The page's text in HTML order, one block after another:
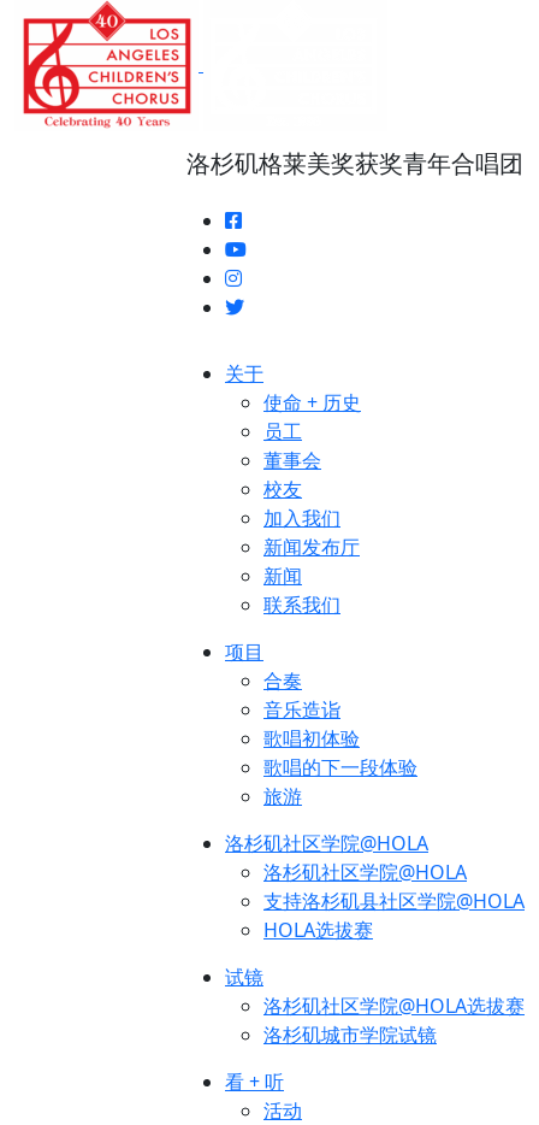
洛杉矶格莱美奖获奖青年合唱团
关于
使命 + 历史
员工
董事会
校友
加入我们
新闻发布厅
新闻
联系我们
项目
合奏
音乐造诣
歌唱初体验
歌唱的下一段体验
旅游
洛杉矶社区学院@HOLA
洛杉矶社区学院@HOLA
支持洛杉矶县社区学院@HOLA
HOLA选拔赛
试镜
洛杉矶社区学院@HOLA选拔赛
洛杉矶城市学院试镜
看 + 听
活动